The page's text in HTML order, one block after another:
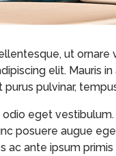
ut
elit. Mauris
pulvinar,
eget
posuere augue
ante ipsum